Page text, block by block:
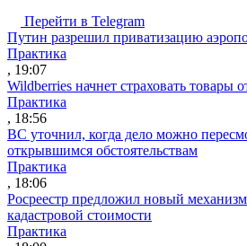
Перейти в Telegram
Путин разрешил приватизацию
Практика
, 19:07
Wildberries начнет страховать товары
Практика
, 18:56
ВС уточнил, когда дело можно
открывшимся обстоятельствам
Практика
, 18:06
Росреестр предложил новый
кадастровой стоимости
Практика